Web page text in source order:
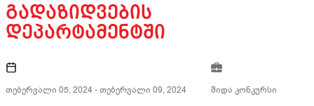
ᲒᲐᲓᲐᲖᲘᲓᲕᲔᲑᲘᲡ
ᲓᲔᲞᲐᲠᲢᲐᲛᲔᲜᲢᲨᲘ
თებერვალი 05, 2024 -თებერვალი 09, 2024 შიდა კონკურსი